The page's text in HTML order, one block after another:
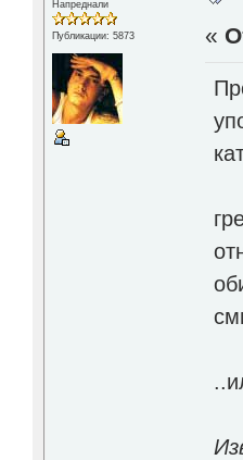
Напреднали
Публикации: 5873 «